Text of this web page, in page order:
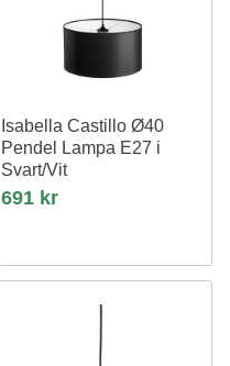
Isabella Castillo Ø40
Pendel Lampa E27 i
Svart/Vit
Nielsen Light
691 kr